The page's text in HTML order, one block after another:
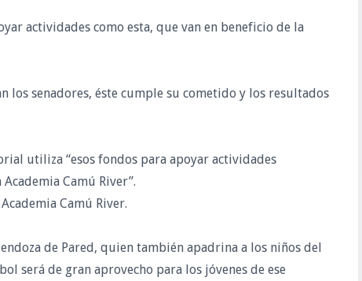
actividades como esta, que van en beneficio de la
los senadores, éste cumple su cometido y los resultados
utiliza “esos fondos para apoyar actividades
Camú River”.
Camú River.
de Pared, quien también apadrina a los niños del
será de gran aprovecho para los jóvenes de ese